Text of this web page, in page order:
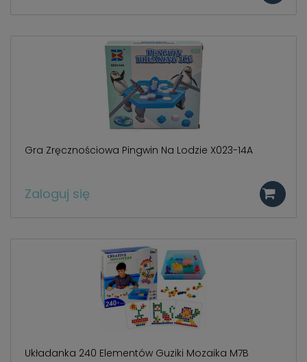
Gra Zręcznościowa Pingwin Na Lodzie X023-14A
Zaloguj się
Układanka 240 Elementów Guziki Mozaika M7B